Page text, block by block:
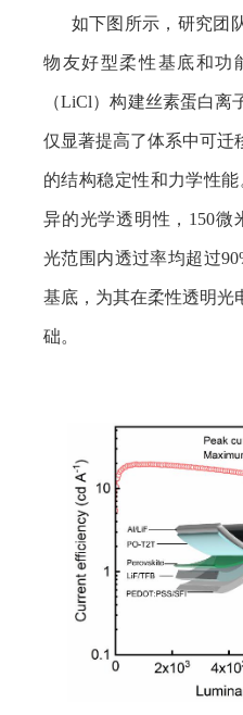
如下图所示，研究团
物友好型柔性基底和功
（LiCl）构建丝素蛋白离
仅显著提高了体系中可迁
的结构稳定性和力学性能
异的光学透明性， 150微
光范围内透过率均超过
基底，为其在柔性透明光
础。